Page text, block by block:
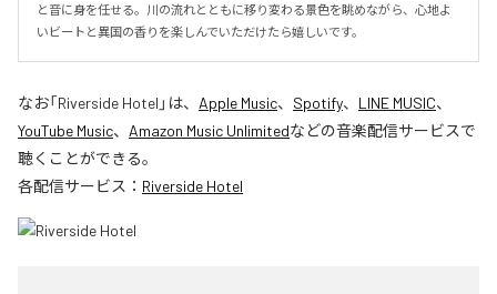
と音に身を任せる。川の流れとともに移り変わる景色を眺めながら、心地よ
いビートと異国の香りを楽しんでいただけたら嬉しいです。
なお「Riverside Hotel 」は、 Apple Music、 Spotify、 LINE MUSIC、
YouTube Music、 Amazon Music Unlimitedなどの音楽配信サービスで
聴くことができる。
各配信サービス： Riverside Hotel